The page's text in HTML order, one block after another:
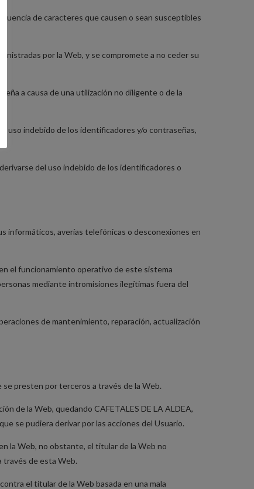
de caracteres que causen o sean susceptibles
por la Web, y se compromete a no ceder su
a causa de una utilización no diligente o de la
uso indebido de los identificadores y/o contraseñas,
del uso indebido de los identificadores o
informáticos, averías telefónicas o desconexiones en
el funcionamiento operativo de este sistema
mediante intromisiones ilegítimas fuera del
de mantenimiento, reparación, actualización
se presten por terceros a través de la Web.
de la Web, quedando CAFETALES DE LA ALDEA,
se pudiera derivar por las acciones del Usuario.
la Web, no obstante, el titular de la Web no
través de esta Web.
el titular de la Web basada en una mala